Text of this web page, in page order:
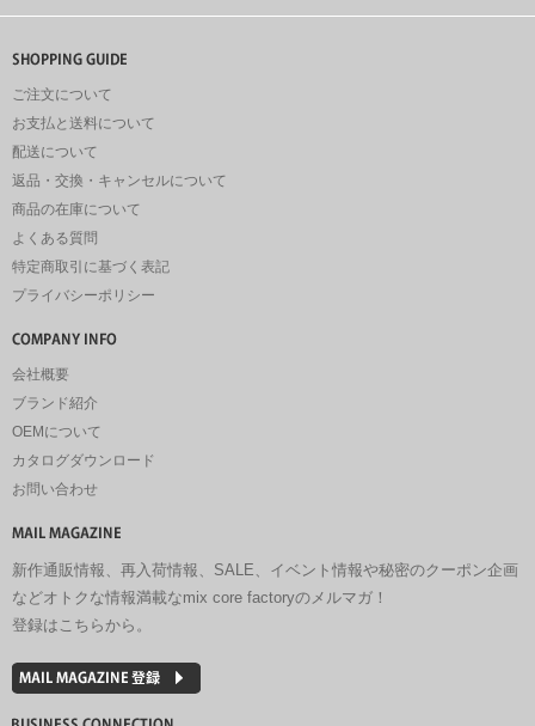
ご注文について
お支払と送料について
配送について
返品・交換・キャンセルについて
商品の在庫について
よくある質問
特定商取引に基づく表記
プライバシーポリシー
会社概要
ブランド紹介
OEMについて
カタログダウンロード
お問い合わせ
新作通販情報、再入荷情報、SALE、イベント情報や秘密のクーポン企画
などオトクな情報満載なmix core factoryのメルマガ！
登録はこちらから。